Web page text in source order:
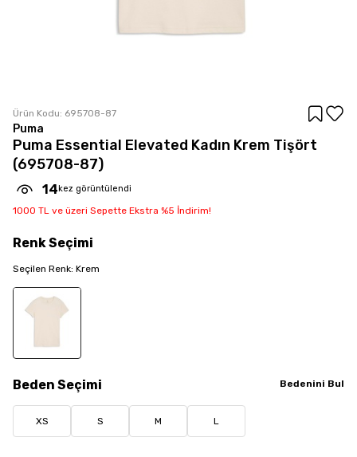
Ürün Kodu: 695708-87
Puma
Puma Essential Elevated Kadın Krem Tişört
(695708-87)
14 kez görüntülendi
1000 TL ve üzeri Sepette Ekstra %5 İndirim!
Beden Seçimi Bedenini Bul
XS S M L
RenkSeçimi
Seçilen Renk: Krem